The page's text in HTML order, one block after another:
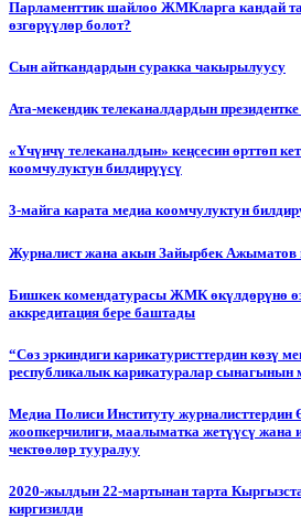
Парламенттик шайлоо ЖМКларга кандай
өзгөрүүлөр болот?
Сын айткандардын суракка чакырылуусу
Ата-мекендик телеканалдардын
«Үчүнчү телеканалдын» кеңсесин өрттөп
коомчулуктун билдирүүсү
3-майга карата медиа коомчулуктун
Журналист жана акын Зайырбек Ажыматов
Бишкек комендатурасы ЖМК өкүлдөрүнө
аккредитация бере баштады
“Сөз эркиндиги карикатуристтердин көзү
республикалык карикатуралар сынагынын
Медиа Полиси Институту журналисттердин
жоопкерчилиги, маалыматка жетүүсү жана
чектөөлөр тууралуу
2020-жылдын 22-мартынан тарта
киргизилди